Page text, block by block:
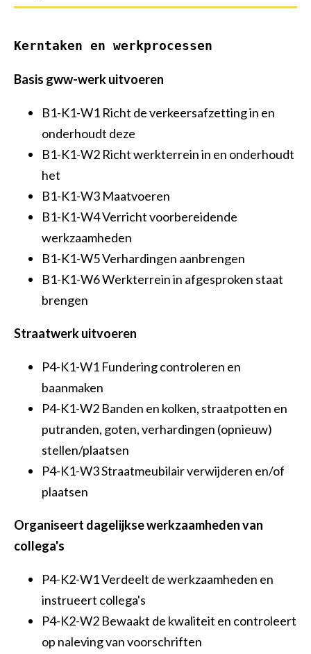
Allround vakman gww
Kerntaken en werkprocessen
Basis gww-werk uitvoeren
B1-K1-W1 Richt de verkeersafzetting in en
onderhoudt deze
B1-K1-W2 Richt werkterrein in en onderhoudt
het
B1-K1-W3 Maatvoeren
B1-K1-W4 Verricht voorbereidende
werkzaamheden
B1-K1-W5 Verhardingen aanbrengen
B1-K1-W6 Werkterrein in afgesproken staat
brengen
Straatwerk uitvoeren
P4-K1-W1 Fundering controleren en
baanmaken
P4-K1-W2 Banden en kolken, straatpotten en
putranden, goten, verhardingen (opnieuw)
stellen/plaatsen
P4-K1-W3 Straatmeubilair verwijderen en/of
plaatsen
Organiseert dagelijkse werkzaamheden van
collega's
P4-K2-W1 Verdeelt de werkzaamheden en
instrueert collega's
P4-K2-W2 Bewaakt de kwaliteit en controleert
op naleving van voorschriften